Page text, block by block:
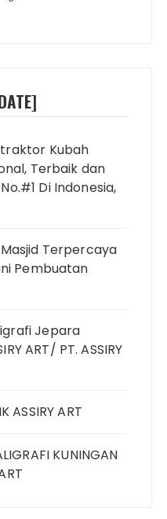
Kubah
Terbaik dan
Di Indonesia,
Terpercaya
Pembuatan
Jepara
ART/ PT. ASSIRY
ASSIRY ART
KUNINGAN